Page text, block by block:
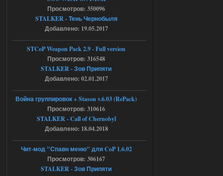
[error]Line : 75
[error]Description :
[CScriptEngine::lua_pcall_failed]: ... -
shadow of
chernobyl\gamedata\scripts\xr_camper.sc
ript:510: attempt to index local 'manager'
(a nil value)
Вылет после захода в Припять.
Ответить ➤
05.08.2026
Скованные одной цепью
r4908778
с избавлением от баласта,
доходяга.
05.08.2026
Путь во мгле + GUNSLINGER mod
Просмотров: 350096
STALKER - Тень Чернобыля
Добавлено: 19.05.2017
STCoP Weapon Pack 2.9 - Full version
Просмотров: 316548
STALKER - Зов Припяти
Добавлено: 02.01.2017
Война группировок + Stason v.6.03 (RePack)
Просмотров: 310616
STALKER - Call of Chernobyl
Добавлено: 18.04.2018
Чит-мод "Спавн меню" для CoP 1.6.02
Просмотров: 306167
STALKER - Зов Припяти